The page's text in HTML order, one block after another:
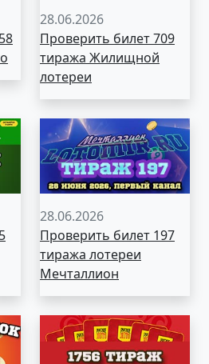
28.06.2026
Проверить билет 709
тиража Жилищной
лотереи
28.06.2026
Проверить билет 197
тиража лотереи
Мечталлион